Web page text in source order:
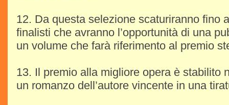
12. Da questa selezione scaturiranno fino
finalisti che avranno l’opportunità di una
un volume che farà riferimento al premio
13. Il premio alla migliore opera è stabilito
un romanzo dell’autore vincente in una